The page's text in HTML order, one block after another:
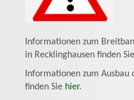
Informationen zum
in Recklinghausen finden Sie
Informationen zum Ausbau
finden Sie hier.